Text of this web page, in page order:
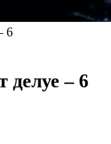
6
– 6